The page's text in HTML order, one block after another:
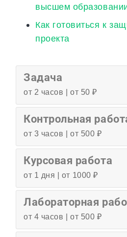
высшем
Как готовиться к
проекта
Задача
от 2 часов | от 50 ₽
Контрольная
от 3 часов | от 500 ₽
Курсовая работа
от 1 дня | от 1000 ₽
Лабораторная
от 4 часов | от 500 ₽